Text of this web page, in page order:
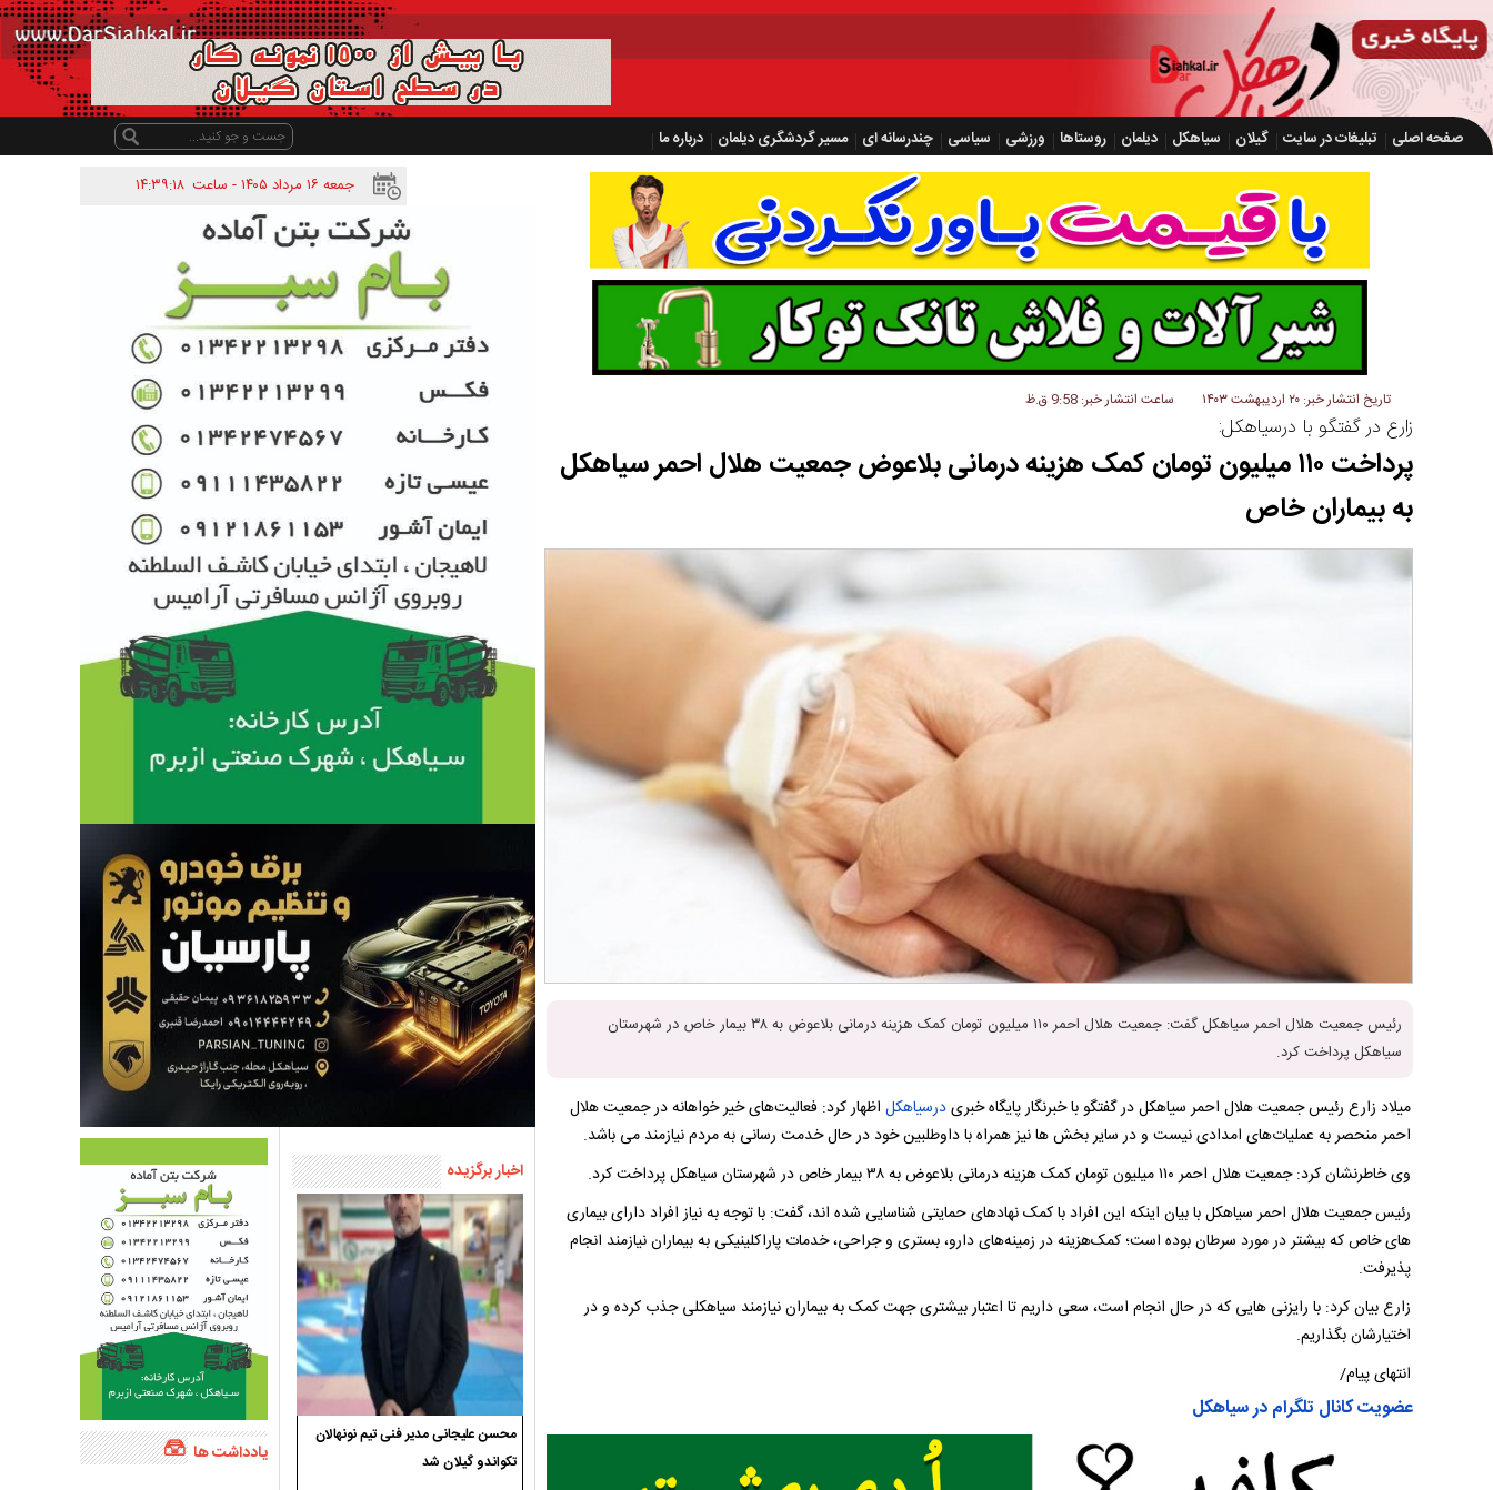
صفحه اصلی تبلیغات در سایت گیلان سیاهکل دیلمان روستاها ورزشی سیاسی چندرسانه ای مسیر گردشگری دیلمان
درباره ما
جمعه ۱۶ مرداد ۱۴۰۵ - ساعت
۱۴:۳۹:۱۸
تاریخ انتشار خبر: ۲۰ اردیبهشت ۱۴۰۳ ساعت انتشار خبر: 9:58 ق.ظ
زارع در گفتگو با درسیاهکل:
پرداخت ۱۱۰ میلیون تومان کمک هزینه درمانی بلاعوض جمعیت هلال احمر سیاهکل
به بیماران خاص
رئیس جمعیت هلال احمر سیاهکل گفت: جمعیت هلال احمر ۱۱۰ میلیون تومان کمک‌ هزینه درمانی بلاعوض به ۳۸ بیمار خاص در شهرستان
سیاهکل پرداخت کرد.
میلاد زارع رئیس جمعیت هلال احمر سیاهکل در گفتگو با خبرنگار پایگاه خبریدرسیاهکل اظهار کرد: فعالیت‌های خیر خواهانه در جمعیت هلال
احمر منحصر به عملیات‌های امدادی نیست و در سایر بخش ها نیز همراه با داوطلبین خود در حال خدمت رسانی به مردم نیازمند می باشد.
وی خاطرنشان کرد: جمعیت هلال احمر ۱۱۰ میلیون تومان کمک‌ هزینه درمانی بلاعوض به ۳۸ بیمار خاص در شهرستان سیاهکل پرداخت کرد.
رئیس جمعیت هلال احمر سیاهکل با بیان اینکه این افراد با کمک نهادهای حمایتی شناسایی شده اند، گفت: با توجه به نیاز افراد دارای بیماری
های خاص که بیشتر در مورد سرطان بوده است؛ کمک‌هزینه در زمینه‌های دارو، بستری و جراحی، خدمات پاراکلینیکی به بیماران نیازمند انجام
پذیرفت‌.
زارع بیان کرد: با رایزنی هایی که در حال انجام است، سعی داریم تا اعتبار بیشتری جهت کمک به بیماران نیازمند سیاهکلی جذب کرده و در
اختیارشان بگذاریم.
انتهای پیام/
عضویت کانال تلگرام در سیاهکل
اخبار برگزیده
محسن علیجانی مدیر فنی تیم نونهالان
تکواندو گیلان شد
یادداشت ها